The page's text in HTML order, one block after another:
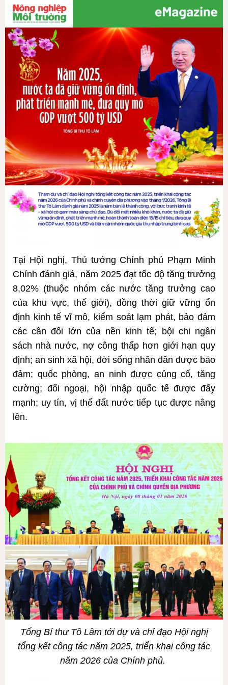
Tại Hội nghị, Thủ tướng Chính phủ Phạm Minh
Chính đánh giá, năm 2025 đạt tốc độ tăng trưởng
8,02% (thuộc nhóm các nước tăng trưởng cao
của khu vực, thế giới), đồng thời giữ vững ổn
định kinh tế vĩ mô, kiểm soát lạm phát, bảo đảm
các cân đối lớn của nền kinh tế; bội chi ngân
sách nhà nước, nợ công thấp hơn giới hạn quy
định; an sinh xã hội, đời sống nhân dân được bảo
đảm; quốc phòng, an ninh được củng cố, tăng
cường; đối ngoại, hội nhập quốc tế được đẩy
mạnh; uy tín, vị thế đất nước tiếp tục được nâng
lên.
Tổng Bí thư Tô Lâm tới dự và chỉ đạo Hội nghị
tổng kết công tác năm 2025, triển khai công tác
năm 2026 của Chính phủ.